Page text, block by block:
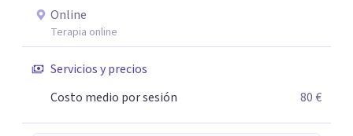
Online
Terapia online
Servicios y precios
Costo medio por sesión
80 €